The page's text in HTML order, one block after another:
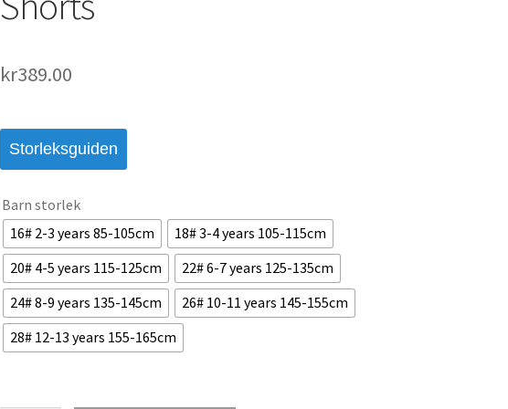
kr389.00
Storleksguiden
Barn storlek
16# 2-3 years 85-105cm
18# 3-4 years 105-115cm
20# 4-5 years 115-125cm
22# 6-7 years 125-135cm
24# 8-9 years 135-145cm
26# 10-11 years 145-155cm
28# 12-13 years 155-165cm